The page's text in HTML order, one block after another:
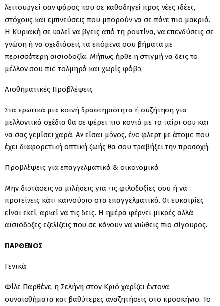
λειτουργεί σαν φάρος που σε καθοδηγεί προς νέες ιδέες,
στόχους και εμπνεύσεις που μπορούν να σε πάνε πιο μακριά.
Η Κυριακή σε καλεί να βγεις από τη ρουτίνα, να επενδύσεις σε
γνώση ή να σχεδιάσεις τα επόμενα σου βήματα με
περισσότερη αισιοδοξία. Μήπως ήρθε η στιγμή να δεις το
μέλλον σου πιο τολμηρά και χωρίς φόβο;
Αισθηματικές Προβλέψεις
Στα ερωτικά μια κοινή δραστηριότητα ή συζήτηση για
μελλοντικά σχέδια θα σε φέρει πιο κοντά με το ταίρι σου και
να σας γεμίσει χαρά. Αν είσαι μόνος, ένα φλερτ με άτομο που
έχει διαφορετική οπτική ζωής θα σου τραβήξει την προσοχή.
Προβλέψεις για επαγγελματικά & οικονομικά
Μην διστάσεις να μιλήσεις για τις φιλοδοξίες σου ή να
προτείνεις κάτι καινούριο στα επαγγελματικά. Οι ευκαιρίες
είναι εκεί, αρκεί να τις δεις. Η ημέρα φέρνει μικρές αλλά
αισιόδοξες εξελίξεις που σε κάνουν να νιώθεις πιο σίγουρος.
ΠΑΡΘΕΝΟΣ
Γενικά
Φίλε Παρθένε, η Σελήνη στον Κριό χαρίζει έντονα
συναισθήματα και βαθύτερες αναζητήσεις στο προσκήνιο. Το